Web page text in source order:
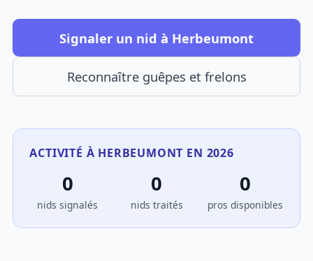
Signaler un nid à Herbeumont
Reconnaître guêpes et frelons
ACTIVITÉ À HERBEUMONT EN 2026
0
nids signalés
0
nids traités
0
pros disponibles